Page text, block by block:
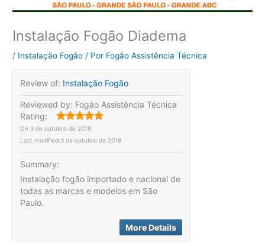
Instalação Fogão Diadema
/ Instalação Fogão / Por Fogão Assistência Técnica
Review of: Instalação Fogão
Reviewed by: Fogão Assistência Técnica
Rating:
On 3 de outubro de 2018
Last modified:3 de outubro de 2018
Summary:
Instalação fogão importado e nacional de
todas as marcas e modelos em São
Paulo.
More Details